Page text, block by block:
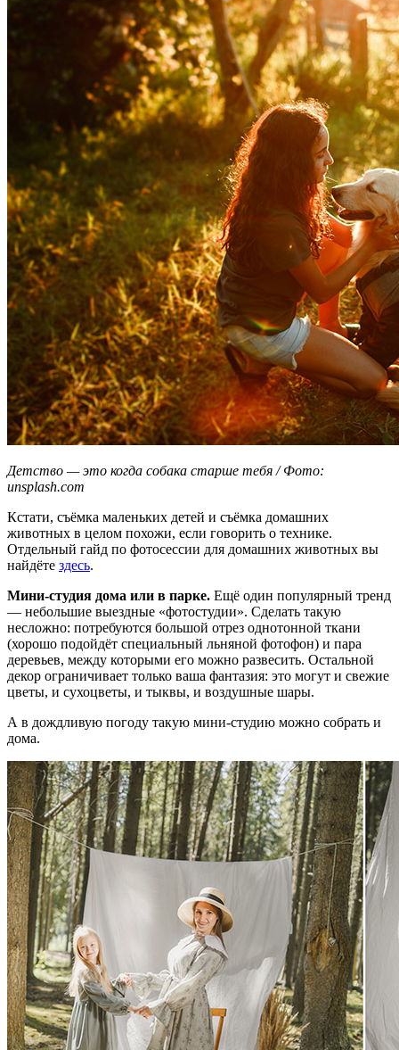
Детство — это когда собака старше тебя / Фото:
unsplash.com
Кстати, съёмка маленьких детей и съёмка домашних
животных в целом похожи, если говорить о технике.
Отдельный гайд по фотосессии для домашних животных вы
найдёте здесь.
Мини-студия дома или в парке. Ещё один популярный тренд
— небольшие выездные «фотостудии». Сделать такую
несложно: потребуются большой отрез однотонной ткани
(хорошо подойдёт специальный льняной фотофон) и пара
деревьев, между которыми его можно развесить. Остальной
декор ограничивает только ваша фантазия: это могут и свежие
цветы, и сухоцветы, и тыквы, и воздушные шары.
А в дождливую погоду такую мини-студию можно собрать и
дома.